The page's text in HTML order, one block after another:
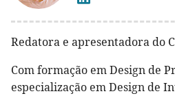
Redatora e apresentadora do
Com formação em Design de
especialização em Design de